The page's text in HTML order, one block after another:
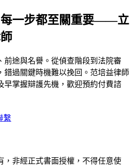
每一步都至關重要——立
前途與名譽。從偵查階段到法院審
過關鍵時機難以挽回。 范培益律師
早掌握辯護先機，歡迎預約付費諮
繫
，非經正式書面授權，不得任意使